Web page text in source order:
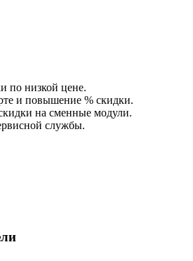
по низкой цене.
и повышение % скидки.
на сменные модули.
службы.